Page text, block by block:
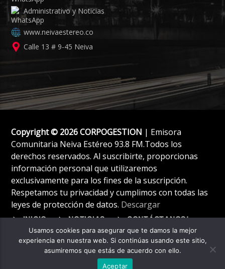
Administrativo y Noticias
www.neivaestereo.co
Calle 13 # 9-45 Neiva
Copyright © 2026 CORPOGESTION | Emisora
Comunitaria Neiva Estéreo 93.8 FM.Todos los
derechos reservados. Al suscribirte, proporcionas
información personal que utilizaremos
exclusivamente para los fines de la suscripción.
Respetamos tu privacidad y cumplimos con todas las
leyes de protección de datos. Descargar
INICIO NOTICIAS CONTÁCTANOS!
Usamos cookies para asegurar que te damos la mejor
experiencia en nuestra web. Si continúas usando este sitio,
asumiremos que estás de acuerdo con ello.
Aceptar